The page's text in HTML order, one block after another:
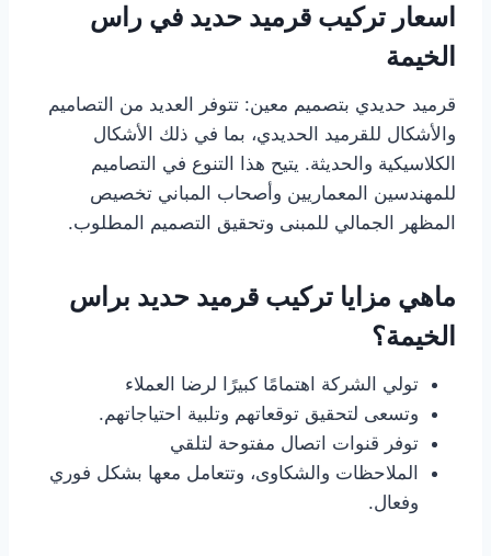
اسعار تركيب قرميد حديد في راس
الخيمة
قرميد حديدي بتصميم معين: تتوفر العديد من التصاميم
والأشكال للقرميد الحديدي، بما في ذلك الأشكال
الكلاسيكية والحديثة. يتيح هذا التنوع في التصاميم
للمهندسين المعماريين وأصحاب المباني تخصيص
المظهر الجمالي للمبنى وتحقيق التصميم المطلوب.
ماهي مزايا تركيب قرميد حديد براس
الخيمة؟
تولي الشركة اهتمامًا كبيرًا لرضا العملاء
وتسعى لتحقيق توقعاتهم وتلبية احتياجاتهم.
توفر قنوات اتصال مفتوحة لتلقي
الملاحظات والشكاوى، وتتعامل معها بشكل فوري
وفعال.